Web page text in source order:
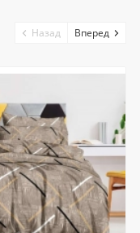
Назад Вперед